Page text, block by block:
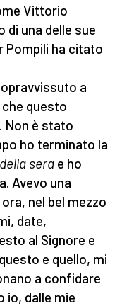
Vittorio
di una delle sue
Pompili ha citato
a
questo
Non è stato
ho terminato la
sera e ho
Avevo una
nel bel mezzo
date,
al Signore e
e quello, mi
a confidare
io, dalle mie